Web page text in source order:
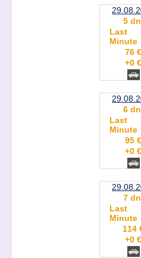
5
Last
Minute
76 €
+0 €
6
Last
Minute
95 €
+0 €
7
Last
Minute
114
+0 €